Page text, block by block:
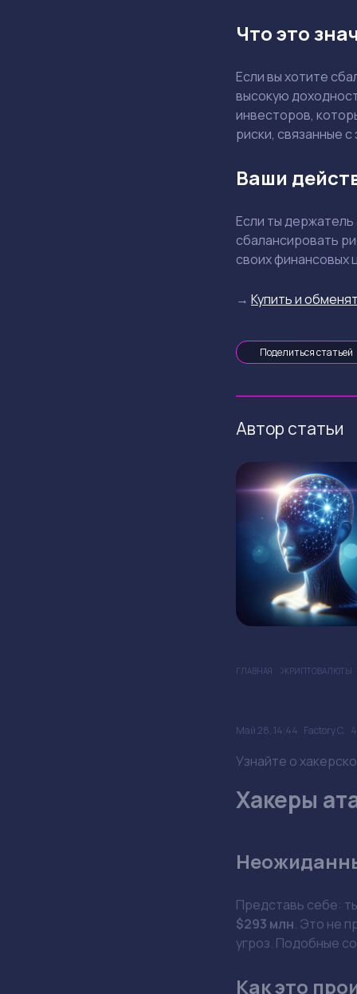
Что это
Если вы хотите
высокую
инвесторов,
риски, связанные
Ваши
Если ты
сбалансировать
своих финансовых
→ Купить и
Поделиться статьей
Автор статьи